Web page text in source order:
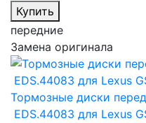
Купить
передние
Замена оригинала
Тормозные диски
EDS.44083 для Lexus